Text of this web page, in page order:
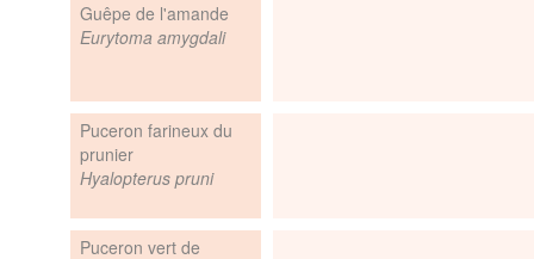
Guêpe de l'amande
Eurytoma amygdali
Puceron farineux du
prunier
Hyalopterus pruni
Puceron vert de